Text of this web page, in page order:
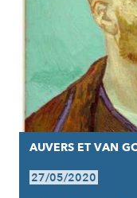
AUVERS ET VAN
27/05/2020